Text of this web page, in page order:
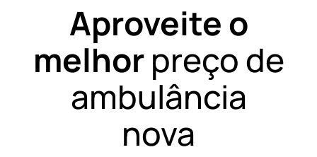
Aproveite o
melhorpreço de
ambulância
nova